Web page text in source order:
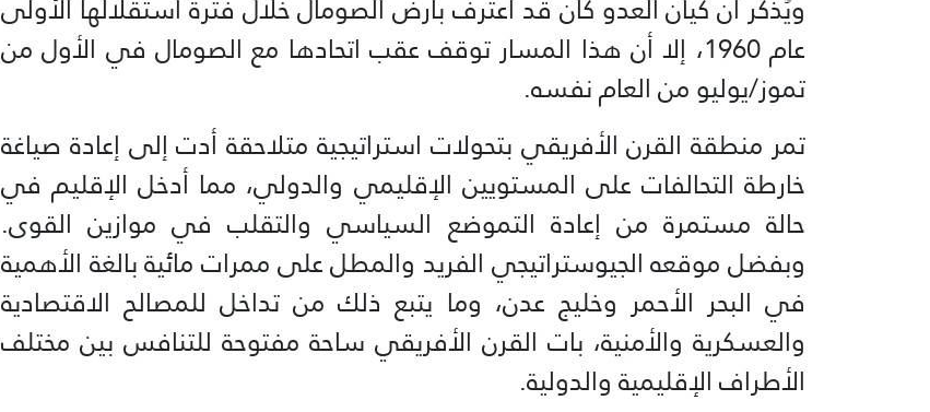
عام 1960، إلا أن هذا المسار توقف عقب اتحادها مع الصومال في الأول من
تموز/يوليو من العام نفسه.
تمر منطقة القرن الأفريقي بتحولات استراتيجية متلاحقة أدت إلى إعادة صياغة
خارطة التحالفات على المستويين الإقليمي والدولي، مما أدخل الإقليم في
حالة مستمرة من إعادة التموضع السياسي والتقلب في موازين القوى.
وبفضل موقعه الجيوستراتيجي الفريد والمطل على ممرات مائية بالغة الأهمية
في البحر الأحمر وخليج عدن، وما يتبع ذلك من تداخل للمصالح الاقتصادية
والعسكرية والأمنية، بات القرن الأفريقي ساحة مفتوحة للتنافس بين مختلف
الأطراف الإقليمية والدولية.